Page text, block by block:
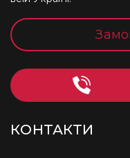
КОНТАКТИ